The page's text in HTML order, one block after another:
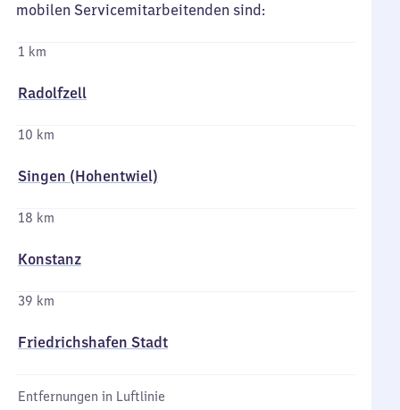
mobilen Servicemitarbeitenden sind:
1 km
Radolfzell
10 km
Singen (Hohentwiel)
18 km
Konstanz
39 km
Friedrichshafen Stadt
Entfernungen in Luftlinie